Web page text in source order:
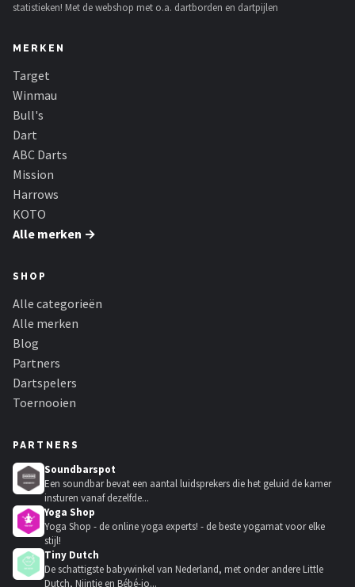
statistieken! Met de webshop met o.a. dartborden en dartpijlen
MERKEN
Target
Winmau
Bull's
Dart
ABC Darts
Mission
Harrows
KOTO
Alle merken →
SHOP
Alle categorieën
Alle merken
Blog
Partners
Dartspelers
Toernooien
PARTNERS
Soundbarspot
Een soundbar bevat een aantal luidsprekers die het geluid de kamer
insturen vanaf dezelfde...
Yoga Shop
Yoga Shop - de online yoga experts! - de beste yogamat voor elke
stijl!
Tiny Dutch
De schattigste babywinkel van Nederland, met onder andere Little
Dutch, Nijntje en Bébé-jo...